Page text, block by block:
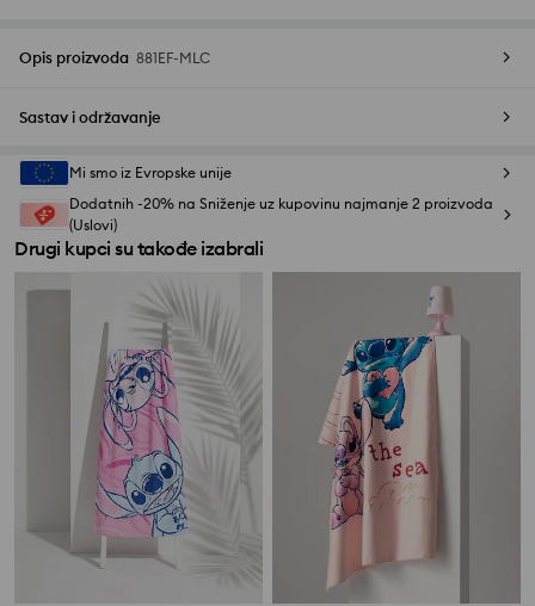
Opis proizvoda 881EF-MLC
Sastav i održavanje
Mi smo iz Evropske unije
Dodatnih -20% na Sniženje uz kupovinu najmanje 2 proizvoda
(Uslovi)
Drugi kupci su takođe izabrali